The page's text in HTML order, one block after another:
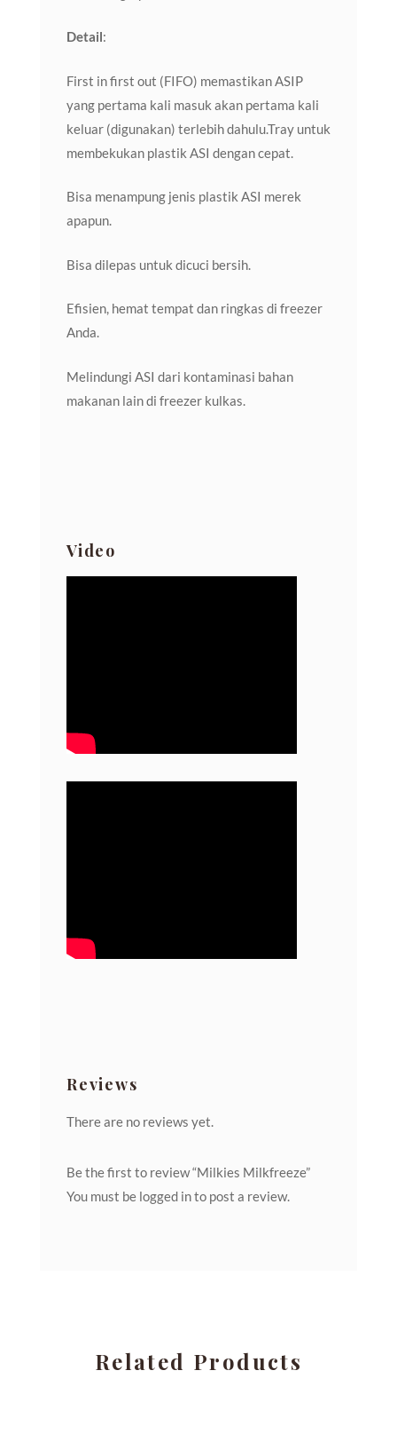
Detail:
First in first out (FIFO) memastikan ASIP
yang pertama kali masuk akan pertama kali
keluar (digunakan) terlebih dahulu.Tray untuk
membekukan plastik ASI dengan cepat.
Bisa menampung jenis plastik ASI merek
apapun.
Bisa dilepas untuk dicuci bersih.
Efisien, hemat tempat dan ringkas di freezer
Anda.
Melindungi ASI dari kontaminasi bahan
makanan lain di freezer kulkas.
Video
Reviews
There are no reviews yet.
Be the first to review “Milkies Milkfreeze”
You must be logged into post a review.
Related Products